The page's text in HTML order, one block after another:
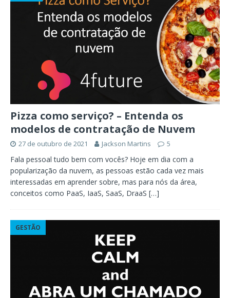
Pizza como serviço? – Entenda os
modelos de contratação de Nuvem
27 de outubro de 2021 Jackson Martins 5
Fala pessoal tudo bem com vocês? Hoje em dia com a
popularização da nuvem, as pessoas estão cada vez mais
interessadas em aprender sobre, mas para nós da área,
conceitos como PaaS, IaaS, SaaS, DraaS […]
GESTÃO